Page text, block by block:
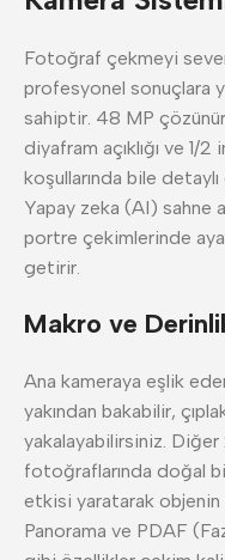
Fotoğraf çekmeyi
profesyonel sonuçlara
sahiptir. 48 MP
diyafram açıklığı ve 1/
koşullarında bile
Yapay zeka (AI) sahne
portre çekimlerinde
getirir.
Makro ve
Ana kameraya eşlik
yakından bakabilir,
yakalayabilirsiniz.
fotoğraflarında doğal
etkisi yaratarak objenin
Panorama ve PDAF